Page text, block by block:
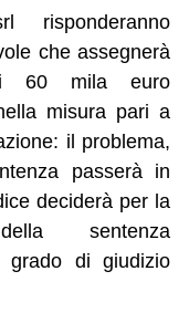
che assegnerà
60 mila euro
misura pari a
il problema,
passerà in
deciderà per la
sentenza
grado di giudizio